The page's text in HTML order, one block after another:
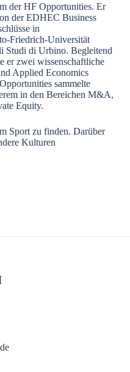
der HF Opportunities. Er
der EDHEC Business
in
Friedrich-Universität
Studi di Urbino. Begleitend
er zwei wissenschaftliche
Applied Economics
sammelte
in den Bereichen M&A,
Equity.
Sport zu finden. Darüber
Kulturen